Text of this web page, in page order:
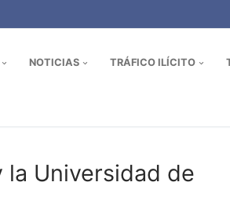
NOTICIAS TRÁFICO ILÍCITO
la Universidad de